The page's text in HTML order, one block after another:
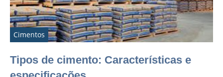
Cimentos
Tipos de cimento: Características e